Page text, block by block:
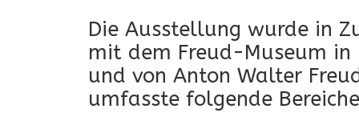
Die Ausstellung wurde in
mit dem Freud-Museum in
und von Anton Walter
umfasste folgende